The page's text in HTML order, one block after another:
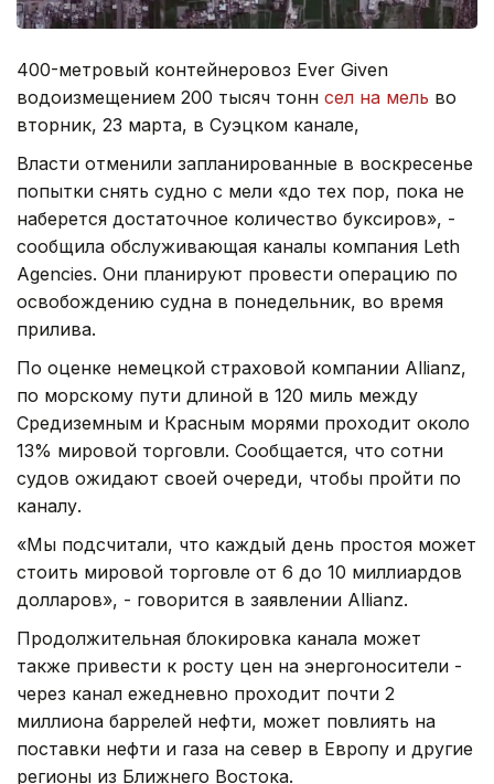
400-метровый контейнеровоз Ever Given
водоизмещением 200 тысяч тонн сел на мель во
вторник, 23 марта, в Суэцком канале,
Власти отменили запланированные в воскресенье
попытки снять судно с мели «до тех пор, пока не
наберется достаточное количество буксиров», -
сообщила обслуживающая каналы компания Leth
Agencies. Они планируют провести операцию по
освобождению судна в понедельник, во время
прилива.
По оценке немецкой страховой компании Allianz,
по морскому пути длиной в 120 миль между
Средиземным и Красным морями проходит около
13% мировой торговли. Сообщается, что сотни
судов ожидают своей очереди, чтобы пройти по
каналу.
«Мы подсчитали, что каждый день простоя может
стоить мировой торговле от 6 до 10 миллиардов
долларов», - говорится в заявлении Allianz.
Продолжительная блокировка канала может
также привести к росту цен на энергоносители -
через канал ежедневно проходит почти 2
миллиона баррелей нефти, может повлиять на
поставки нефти и газа на север в Европу и другие
регионы из Ближнего Востока.